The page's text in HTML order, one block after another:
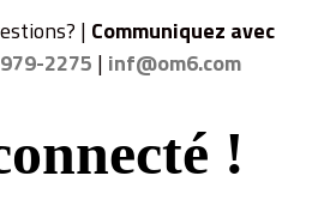
| Communiquez avec
2275 | inf@om6.com
!